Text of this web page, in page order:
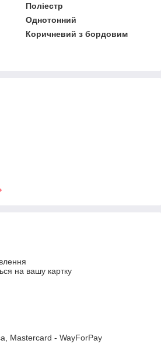
Поліестр
Однотонний
Коричневий з бордовим
на вашу картку
Mastercard - WayForPay